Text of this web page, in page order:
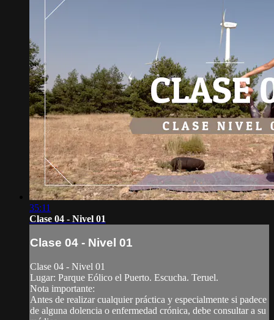
35:11
Clase 04 - Nivel 01
Clase 04 - Nivel 01
Clase 04 - Nivel 01
Lugar: Parque Eólico el Puerto. Escucha. Teruel.
Nota importante:
Antes de realizar cualquier práctica y especialmente si padece
de alguna dolencia o enfermedad crónica, debe consultar a su